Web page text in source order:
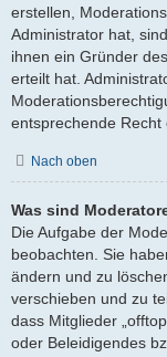
erstellen,
Administrator hat,
ihnen ein Gründer
erteilt hat.
entsprechende Recht
Nach oben
Was sind
Die Aufgabe der
beobachten. Sie
ändern und zu
verschieben und zu
dass Mitglieder
oder Beleidigendes